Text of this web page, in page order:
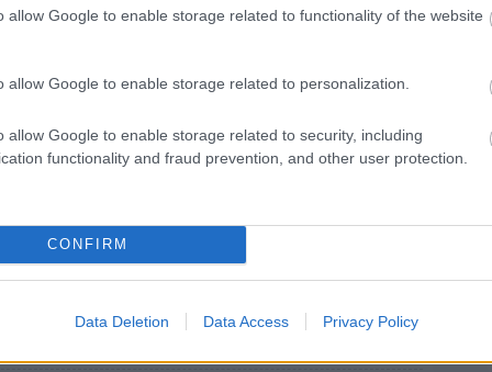
allow Google to enable storage related to functionality of the website
allow Google to enable storage related to personalization.
allow Google to enable storage related to security, including
functionality and fraud prevention, and other user protection.
CONFIRM
Data Deletion Data Access Privacy Policy
találkoznak pulzáló szintikkel – és aztán jön a legmeglepőbb
kritikusunk valaha hallott. A libanoni-kanadai Ghazi
My Heart) és a francia Frédéric D. Oberland (Oiseaux-Tempête)
hogyan reagáljanak a…
TOVÁBB →
ALEK LEE: BLUE BIRD